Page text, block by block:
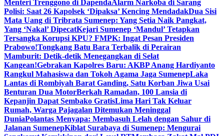
Menteri Trenggono di DapendaAlarm Narkoba di Sarang
Polisi: Saat 26 Kapolsek ‘Dipaksa’ Kencing MendadakDua Sisi
Mata Uang di Tribrata Sumenep: Yang Setia Naik Pangkat,
Yang ‘Nakal’ DipecatKejari Sumenep ‘Mandul’ Tetapkan
Tersangka Korupsi KPU? FMPK: Ingat Pesan Presiden
Prabowo!Tongkang Batu Bara Terbalik di Perairan
Mamburit: Detik-detik Menegangkan di Selat
Kangean!Gebrakan Kapolres Baru: AKBP Anang Hardiyanto
Rangkul Mahasiswa dan Tokoh Agama Jaga SumenepLaka
Lantas di Rombiyah Barat Ganding, Satu Korban Jiwa Usai
Benturan Dua MotorBerkah Ramadan, 100 Lansia di
Kepanjin Dapat Sembako GratisLima Hari Tak Keluar
Rumah, Warga Pajagalan Ditemukan Meninggal
DuniaPolantas Menyapa: Membasuh Lelah dengan Sahur di
Jalanan SumenepKiblat Surabaya di Sumenep: Mengurai